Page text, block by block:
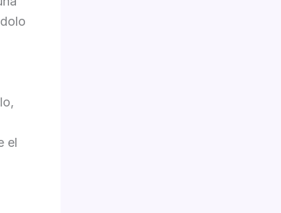
el